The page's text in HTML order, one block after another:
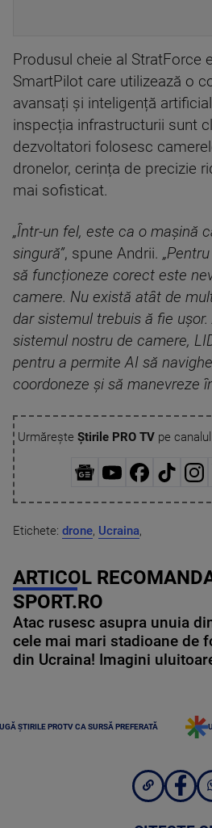
Produsul cheie al StratForce
SmartPilot care utilizează o
avansați și inteligență
inspecția infrastructurii sunt
dezvoltatori folosesc
dronelor, cerința de precizie
mai sofisticat.
„Într-un fel, este ca o mașină
singură”, spune Andrii.
să funcționeze corect este
camere. Nu există atât de
dar sistemul trebuis ă fie
sistemul nostru de camere,
pentru a permite AI să
coordoneze și să manevreze
Urmărește Știrile PRO TVpe
Etichete: drone, Ucraina,
ARTICOL
SPORT.RO
Atac rusesc asupra unuia
cele mai mari stadioane de
din Ucraina! Imagini
ȘTIRILE PROTV CA SURSĂ PREFERATĂ